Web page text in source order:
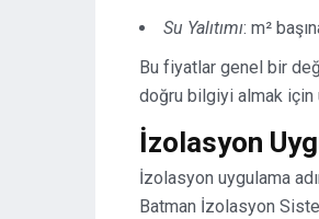
Su Yalıtımı: m²
Bu fiyatlar genel bir
doğru bilgiyi almak için
İzolasyon
İzolasyon uygulama
Batman İzolasyon